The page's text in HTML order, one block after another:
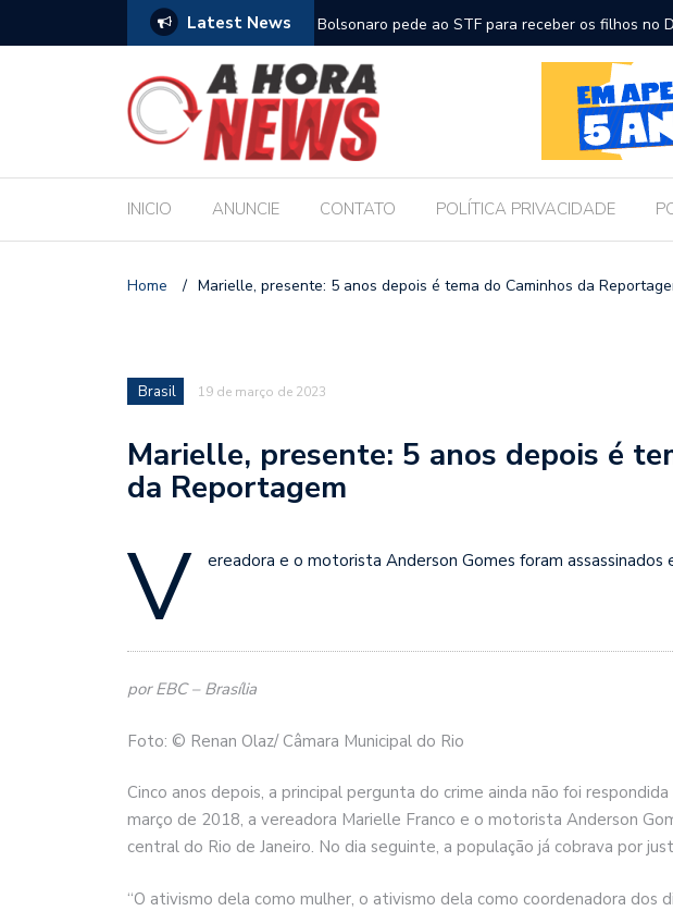
Latest News
com a Educação durante posse Bolsonaro pede ao STF para receber os filhos no
INICIO ANUNCIE CONTATO POLÍTICA PRIVACIDADE
Home / Marielle, presente: 5 anos depois é tema do Caminhos da
Brasil 19 de março de 2023
Marielle, presente: 5 anos depois é
da Reportagem
V ereadora e o motorista Anderson Gomes foram assassinados
por EBC – Brasília
Foto: © Renan Olaz/ Câmara Municipal do Rio
Cinco anos depois, a principal pergunta do crime ainda não foi
março de 2018, a vereadora Marielle Franco e o motorista Anderson
central do Rio de Janeiro. No dia seguinte, a população já cobrava por
“O ativismo dela como mulher, o ativismo dela como coordenadora dos